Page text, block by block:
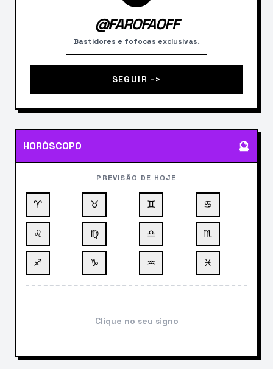
@FAROFAOFF
Bastidores e fofocas exclusivas.
SEGUIR ->
HORÓSCOPO 🔮
PREVISÃO DE HOJE
♈ ♉ ♊ ♋
♌ ♍ ♎ ♏
♐ ♑ ♒ ♓
Clique no seu signo